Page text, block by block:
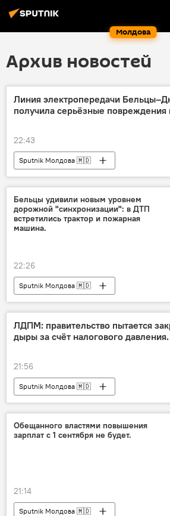
Молдова
Архив новостей
Линия электропередачи
получила серьёзные
22:43
Sputnik Молдова 🇲🇩
Бельцы удивили новым уровнем
дорожной "синхронизации": в ДТП
встретились трактор и пожарная
машина.
22:26
Sputnik Молдова 🇲🇩
ЛДПМ: правительство пытается
дыры за счёт налогового давления.
21:56
Sputnik Молдова 🇲🇩
Обещанного властями повышения
зарплат с 1 сентября не будет.
21:14
Sputnik Молдова 🇲🇩